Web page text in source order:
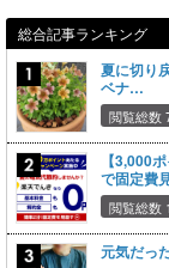
総合記事ランキング
夏に切り
ベナ…
閲覧総数
【3,000
で固定費
閲覧総数
元気だっ